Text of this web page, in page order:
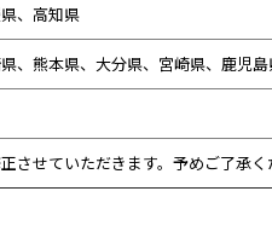
、高知県
、熊本県、大分県、宮崎県、鹿児
させていただきます。予めご了承く